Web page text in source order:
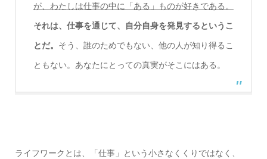
が、わたしは仕事の中に「ある」ものが好きである。
それは、仕事を通じて、自分自身を発見するというこ
とだ。 そう、誰のためでもない、他の人が知り得るこ
ともない。あなたにとっての真実がそこにはある。
ライフワークとは、「仕事」という小さなくくりではなく、